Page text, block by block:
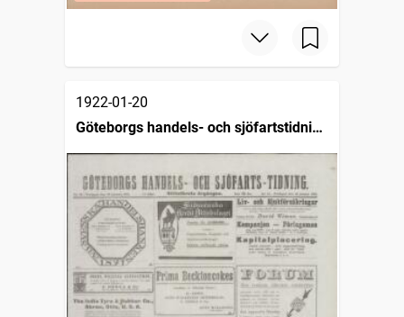
1922-01-20
Göteborgs handels- och sjöfartstidning